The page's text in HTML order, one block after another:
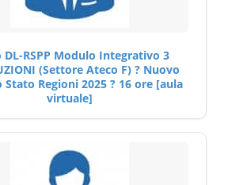
DL-RSPP Modulo Integrativo 3
(Settore Ateco F) ? Nuovo
Stato Regioni 2025 ? 16 ore [aula
virtuale]